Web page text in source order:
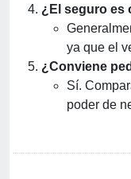
¿El seguro es
ya que el
¿Conviene
Sí.
poder de